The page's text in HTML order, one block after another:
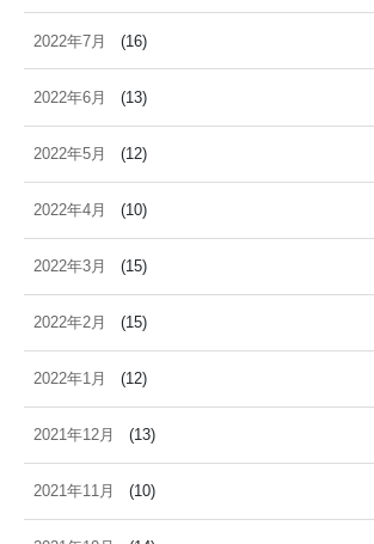
2022年7月 (16)
2022年6月 (13)
2022年5月 (12)
2022年4月 (10)
2022年3月 (15)
2022年2月 (15)
2022年1月 (12)
2021年12月 (13)
2021年11月 (10)